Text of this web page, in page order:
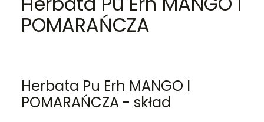
POMARAŃCZA
Herbata Pu Erh MANGO I
POMARAŃCZA - skład